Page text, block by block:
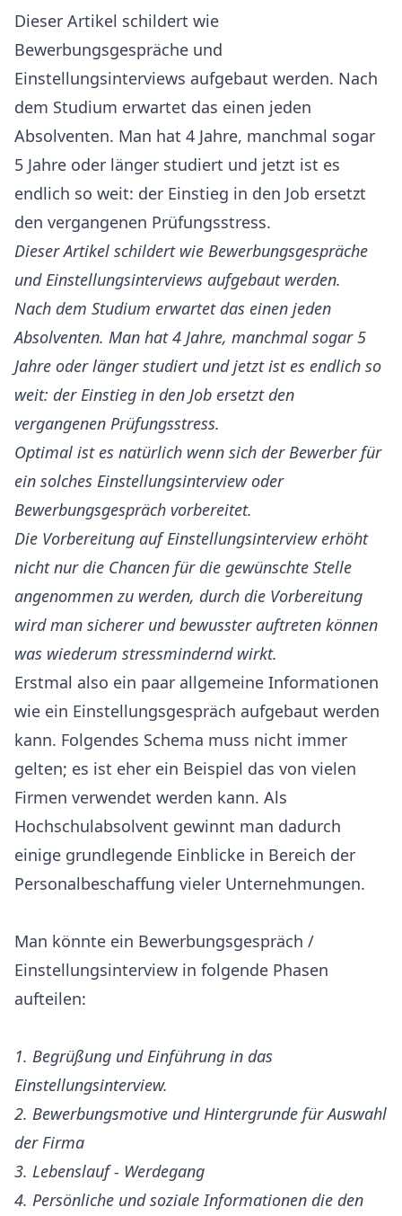
Dieser Artikel schildert wie
Bewerbungsgespräche und
Einstellungsinterviews aufgebaut werden. Nach
dem Studium erwartet das einen jeden
Absolventen. Man hat 4 Jahre, manchmal sogar
5 Jahre oder länger studiert und jetzt ist es
endlich so weit: der Einstieg in den Job ersetzt
den vergangenen Prüfungsstress.
Dieser Artikel schildert wie Bewerbungsgespräche
und Einstellungsinterviews aufgebaut werden.
Nach dem Studium erwartet das einen jeden
Absolventen. Man hat 4 Jahre, manchmal sogar 5
Jahre oder länger studiert und jetzt ist es endlich so
weit: der Einstieg in den Job ersetzt den
vergangenen Prüfungsstress.
Optimal ist es natürlich wenn sich der Bewerber für
ein solches Einstellungsinterview oder
Bewerbungsgespräch vorbereitet.
Die Vorbereitung auf Einstellungsinterview erhöht
nicht nur die Chancen für die gewünschte Stelle
angenommen zu werden, durch die Vorbereitung
wird man sicherer und bewusster auftreten können
was wiederum stressmindernd wirkt.
Erstmal also ein paar allgemeine Informationen
wie ein Einstellungsgespräch aufgebaut werden
kann. Folgendes Schema muss nicht immer
gelten; es ist eher ein Beispiel das von vielen
Firmen verwendet werden kann. Als
Hochschulabsolvent gewinnt man dadurch
einige grundlegende Einblicke in Bereich der
Personalbeschaffung vieler Unternehmungen.
Man könnte ein Bewerbungsgespräch /
Einstellungsinterview in folgende Phasen
aufteilen:
1. Begrüßung und Einführung in das
Einstellungsinterview.
2. Bewerbungsmotive und Hintergrunde für Auswahl
der Firma
3. Lebenslauf - Werdegang
4. Persönliche und soziale Informationen die den